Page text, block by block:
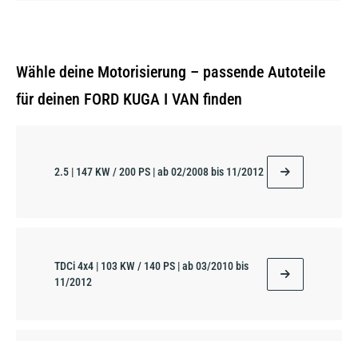
Wähle deine Motorisierung – passende Autoteile
für deinen FORD KUGA I VAN finden
2.5 | 147 KW / 200 PS | ab 02/2008 bis 11/2012
TDCi 4x4 | 103 KW / 140 PS | ab 03/2010 bis
11/2012